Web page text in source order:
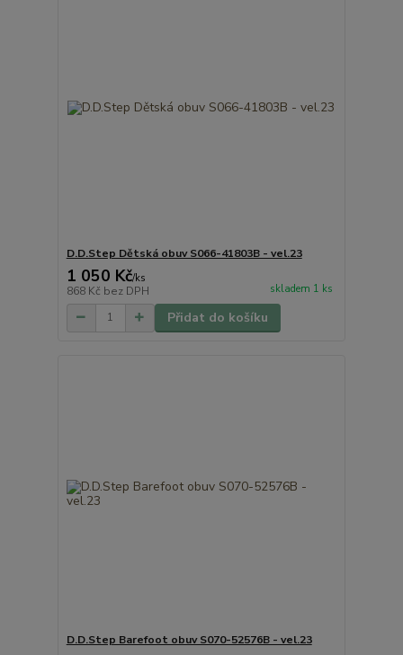
D.D.Step Dětská obuv S066-41803B - vel.23
1 050 Kč/ks
868 Kč bez DPH skladem 1 ks
Přidat do košíku
D.D.Step Barefoot obuv S070-52576B - vel.23